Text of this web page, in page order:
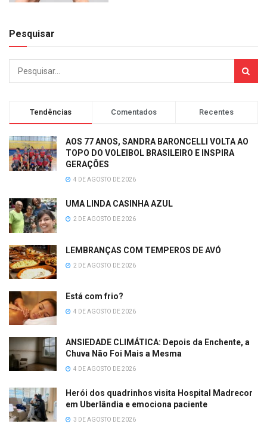
Pesquisar
Tendências Comentados Recentes
AOS 77 ANOS, SANDRA BARONCELLI VOLTA AO
TOPO DO VOLEIBOL BRASILEIRO E INSPIRA
GERAÇÕES
4 DE AGOSTO DE 2026
UMA LINDA CASINHA AZUL
2 DE AGOSTO DE 2026
LEMBRANÇAS COM TEMPEROS DE AVÓ
2 DE AGOSTO DE 2026
Está com frio?
4 DE AGOSTO DE 2026
ANSIEDADE CLIMÁTICA: Depois da Enchente, a
Chuva Não Foi Mais a Mesma
4 DE AGOSTO DE 2026
Herói dos quadrinhos visita Hospital Madrecor
em Uberlândia e emociona paciente
3 DE AGOSTO DE 2026